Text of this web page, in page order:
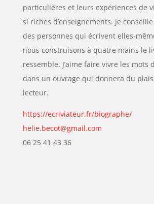
particulières et leurs expériences de
si riches d’enseignements. Je
des personnes qui écrivent elles-
nous construisons à quatre mains le
ressemble. J’aime faire vivre les mots
dans un ouvrage qui donnera du
lecteur.
https://ecriviateur.fr/biographe/
helie.becot@gmail.com
06 25 41 43 36